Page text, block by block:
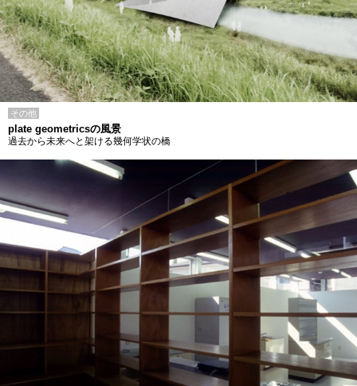
その他
plate geometricsの風景
過去から未来へと架ける幾何学状の橋